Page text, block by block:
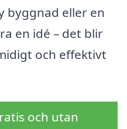
byggnad eller en
en idé – det blir
och effektivt
och utan